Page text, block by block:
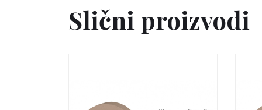
Slični proizvodi